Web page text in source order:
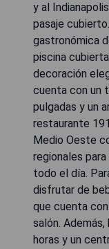
y al
pasaje
gastronómica
piscina
decoración
cuenta con un
pulgadas y un
restaurante
Medio Oeste
regionales
todo el día.
disfrutar de
que cuenta
salón.
horas y un